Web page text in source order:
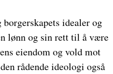
idealer og
lønn og sin rett til å være
eiendom og vold mot
rådende ideologi også